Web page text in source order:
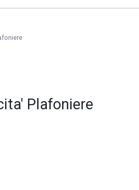
Plafoniere